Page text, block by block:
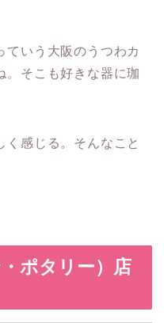
ていう大阪のうつわカ
。そこも好きな器に珈
く感じる。そんなこと
ポタリー）店